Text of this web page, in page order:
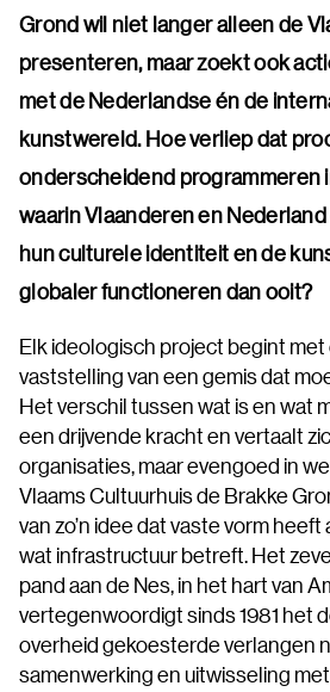
Grond wil niet langer alleen de
presenteren, maar zoekt ook
met de Nederlandse én de
kunstwereld. Hoe verliep dat
onderscheidend programmeren
waarin Vlaanderen en Nederland
hun culturele identiteit en de
globaler functioneren dan ooit?
Elk ideologisch project begint
vaststelling van een gemis dat
Het verschil tussen wat is en wat
een drijvende kracht en vertaalt
organisaties, maar evengoed in
Vlaams Cultuurhuis de Brakke
van zo’n idee dat vaste vorm
wat infrastructuur betreft. Het
pand aan de Nes, in het hart van
vertegenwoordigt sinds 1981 het
overheid gekoesterde verlangen
samenwerking en uitwisseling